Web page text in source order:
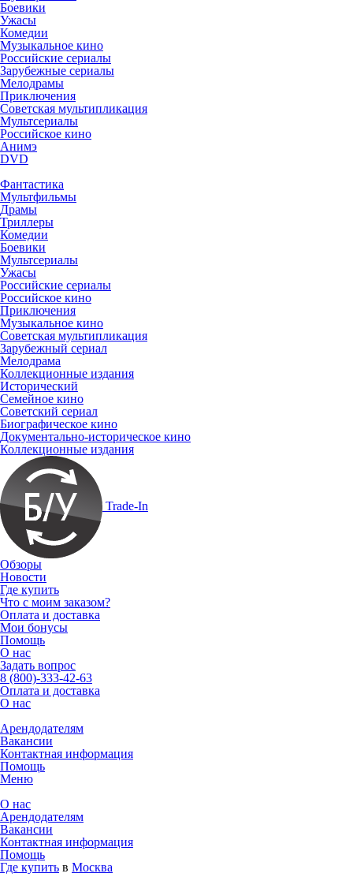
Боевики
Ужасы
Комедии
Музыкальное кино
Российские сериалы
Зарубежные сериалы
Мелодрамы
Приключения
Советская мультипликация
Мультсериалы
Российское кино
Анимэ
DVD
Фантастика
Мультфильмы
Драмы
Триллеры
Комедии
Боевики
Мультсериалы
Ужасы
Российские сериалы
Российское кино
Приключения
Музыкальное кино
Советская мультипликация
Зарубежный сериал
Мелодрама
Коллекционные издания
Исторический
Семейное кино
Советский сериал
Биографическое кино
Документально-историческое кино
Коллекционные издания
Trade-In
Обзоры
Новости
Где купить
Что с моим заказом?
Оплата и доставка
Мои бонусы
Помощь
О нас
Задать вопрос
8 (800)-333-42-63
Оплата и доставка
О нас
Арендодателям
Вакансии
Контактная информация
Помощь
Меню
О нас
Арендодателям
Вакансии
Контактная информация
Помощь
Где купить в Москва